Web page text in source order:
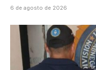
6 de agosto de 2026